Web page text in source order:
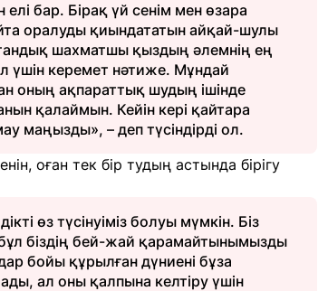
бар. Бірақ үй сенім мен өзара
оралуды қиындататын айқай-шулы
шахматшы қыздың әлемнің ең
үшін керемет нәтиже. Мұндай
оның ақпараттық шудың ішінде
қалаймын. Кейін кері қайтара
маңызды», – деп түсіндірді ол.
оған тек бір тудың астында бірігу
өз түсінуіміз болуы мүмкін. Біз
біздің бей-жай қарамайтынымызды
бойы құрылған дүниені бұза
ал оны қалпына келтіру үшін